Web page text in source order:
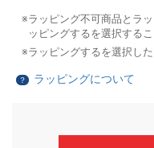
ラッピング不可商品とラ
ッピングするを選択するこ
ラッピングするを選択し
？ ラッピングについて